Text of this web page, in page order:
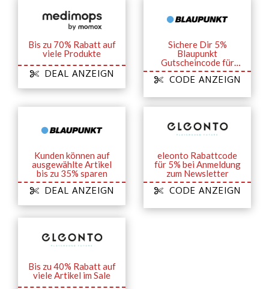
Bis zu 70% Rabatt auf
viele Produkte
DEAL ANZEIGN
Sichere Dir 5%
Blaupunkt
Gutscheincode für
Newsletter-
Anmeldung
CODE ANZEIGN
Kunden können auf
ausgewählte Artikel
bis zu 35% sparen
DEAL ANZEIGN
eleonto Rabattcode
für 5% bei Anmeldung
zum Newsletter
CODE ANZEIGN
Bis zu 40% Rabatt auf
viele Artikel im Sale